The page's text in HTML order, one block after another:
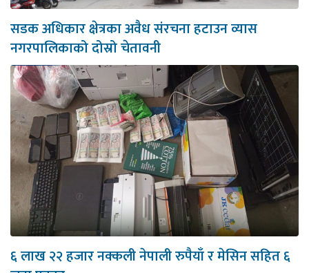
सडक अधिकार क्षेत्रका अवैध संरचना हटाउन व्यास
नगरपालिकाको दोस्रो चेतावनी
६ लाख २२ हजार नक्कली नेपाली रुपैयाँ र मेसिन सहित ६